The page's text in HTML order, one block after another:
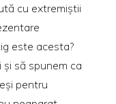
cu extremiștii
este acesta?
și să spunem ca
pentru